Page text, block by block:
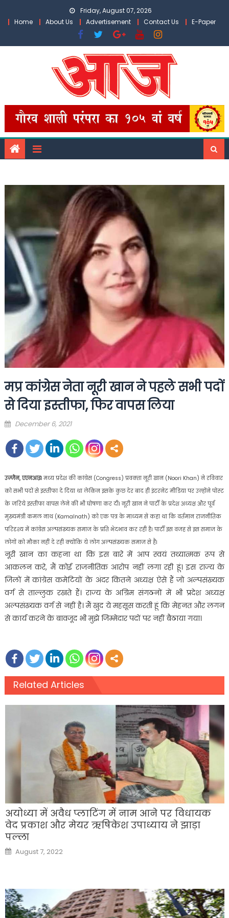
Friday, August 07, 2026
Home
About Us Advertisement Contact Us E-Paper
मप्र कांग्रेस नेता नूरी खान ने पहले सभी पदों
से दिया इस्‍तीफा, फ‍िर वापस लिया
Posted
December 6, 2021
उज्‍जैन, एएनआइ।मध्‍य प्रदेश की कांग्रेस (Congress) प्रवक्‍ता नूरी खान (Noori Khan) ने रविवार
को सभी पदों से इस्‍तीफा दे दिया था लेकिन इसके कुछ देर बाद ही इंटरनेट मीडिया पर उन्‍होंने पोस्‍ट
के जरिये इस्‍तीफा वापस लेने की भी घोषणा कर दी। नूरी खान ने पार्टी के प्रदेश अध्‍यक्ष और पूर्व
मुख्‍यमंत्री कमल नाथ (Kamalnath) को एक पत्र के माध्‍यम से कहा था कि वर्तमान राजनीतिक
परिदृश्य में कांग्रेस अल्‍पसंख्‍यक समाज के प्रति भेदभाव कर रही है। पार्टी इस वजह से इस समाज के
लोगों को मौका नहीं दे रही क्‍योंकि ये लोग अल्‍पसंख्‍यक समाज से हैं।
नूरी खान का कहना था कि इस बारे में आप स्‍वयं तथ्‍यात्‍मक रूप से
आकलन करे, मैं कोई राजनीतिक आरोप नहीं लगा रही हूं। इस राज्‍य के
जिलों में कांग्रेस कमेटियों के अंदर कितने अध्‍यक्ष ऐसे हैं जो अल्‍पसंख्‍यक
वर्ग से ताल्‍लुक रखते हैं। राज्‍य के अग्रिम संगठनों में भी प्रदेश अध्‍यक्ष
अल्‍पसंख्‍यक वर्ग से नहीं है। मैं खुद ये महसूस करती हूं कि मेहनत और लगन
से कार्य करने के बावजूद भी मुझे जिम्‍मेदार पदों पर नहीं बैठाया गया।
Related Articles
अयोध्या में अवैध प्लाटिंग में नाम आने पर विधायक
वेद प्रकाश और मेयर ऋषिकेश उपाध्याय ने झाड़ा
पल्ला
Posted
on
August 7, 2022